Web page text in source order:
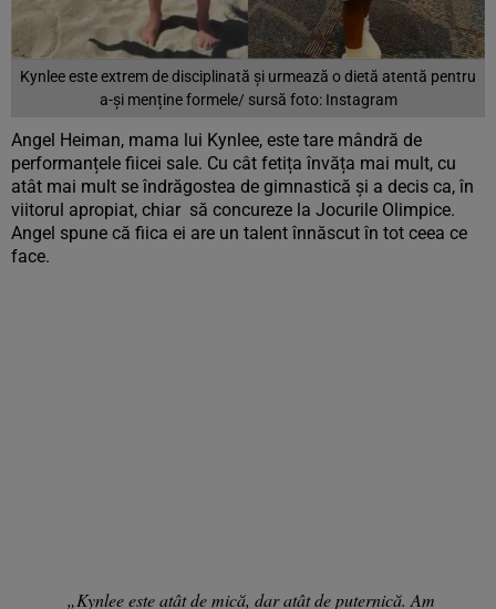
Kynlee este extrem de disciplinată și urmează o dietă atentă pentru
a-și menține formele/ sursă foto: Instagram
Angel Heiman, mama lui Kynlee, este tare mândră de
performanțele fiicei sale. Cu cât fetița învăța mai mult, cu
atât mai mult se îndrăgostea de gimnastică și a decis ca, în
viitorul apropiat, chiar să concureze la Jocurile Olimpice.
Angel spune că fiica ei are un talent înnăscut în tot ceea ce
face.
„Kynlee este atât de mică, dar atât de puternică. Am